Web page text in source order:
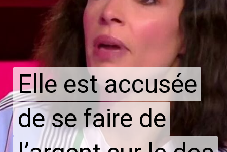
Elle est accusée
de se faire de
Elle est accusée
de se faire de